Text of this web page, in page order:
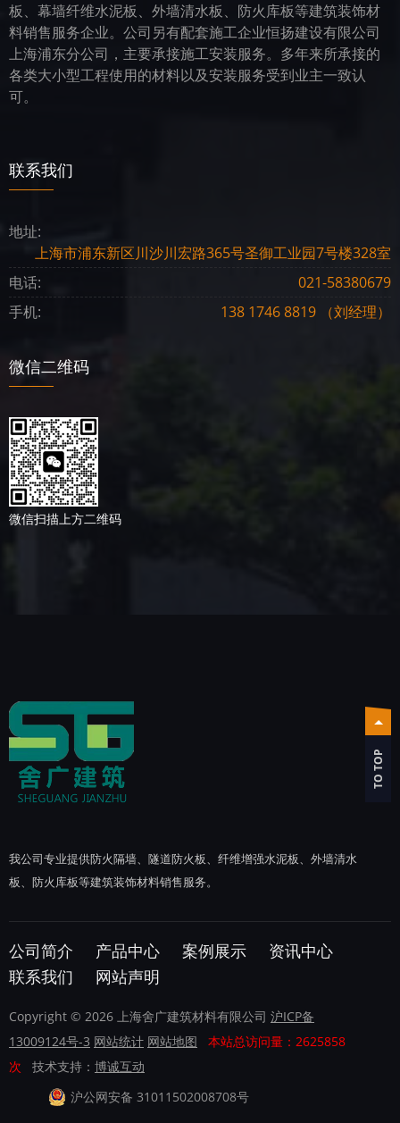
板、幕墙纤维水泥板、外墙清水板、防火库板等建筑装饰材
料销售服务企业。公司另有配套施工企业恒扬建设有限公司
上海浦东分公司，主要承接施工安装服务。多年来所承接的
各类大小型工程使用的材料以及安装服务受到业主一致认
可。
联系我们
地址:
上海市浦东新区川沙川宏路365号圣御工业园7号楼328室
电话:
021-58380679
手机:
138 1746 8819 （刘经理）
微信二维码
微信扫描上方二维码
我公司专业提供防火隔墙、隧道防火板、纤维增强水泥板、外墙清水
板、防火库板等建筑装饰材料销售服务。
公司简介 产品中心 案例展示
资讯中心
联系我们
网站声明
Copyright © 2026 上海舍广建筑材料有限公司 沪ICP备
13009124号-3 网站统计 网站地图
本站总访问量：2625858
次 技术支持： 博诚互动
沪公网安备 31011502008708号
TO TOP